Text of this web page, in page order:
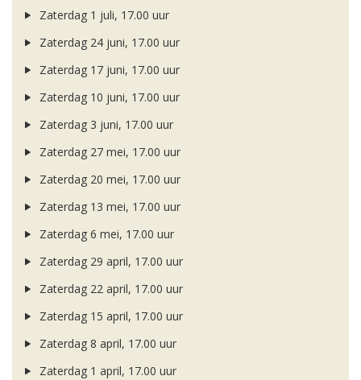
Zaterdag 1 juli, 17.00 uur
Zaterdag 24 juni, 17.00 uur
Zaterdag 17 juni, 17.00 uur
Zaterdag 10 juni, 17.00 uur
Zaterdag 3 juni, 17.00 uur
Zaterdag 27 mei, 17.00 uur
Zaterdag 20 mei, 17.00 uur
Zaterdag 13 mei, 17.00 uur
Zaterdag 6 mei, 17.00 uur
Zaterdag 29 april, 17.00 uur
Zaterdag 22 april, 17.00 uur
Zaterdag 15 april, 17.00 uur
Zaterdag 8 april, 17.00 uur
Zaterdag 1 april, 17.00 uur